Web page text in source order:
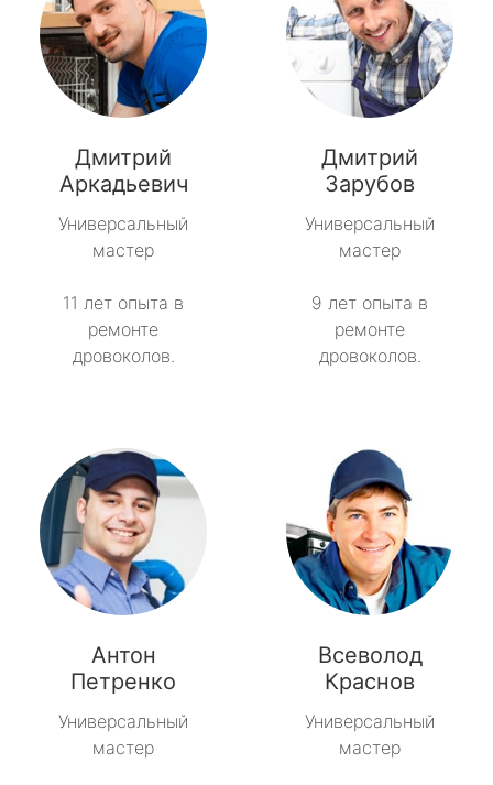
Свирьстрой
Сиверский
Синявино
Советский
Тайцы
Толмачёво
Фёдоровское
Форносово
Янино-1
Дмитрий
Аркадьевич
Универсальный
мастер
11 лет опыта в
ремонте
дровоколов.
Дмитрий
Зарубов
Универсальный
мастер
9 лет опыта в
ремонте
дровоколов.
Антон
Петренко
Универсальный
мастер
Всеволод
Краснов
Универсальный
мастер